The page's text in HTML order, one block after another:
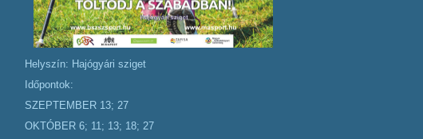
Helyszín: Hajógyári sziget
Időpontok:
SZEPTEMBER 13; 27
OKTÓBER 6; 11; 13; 18; 27